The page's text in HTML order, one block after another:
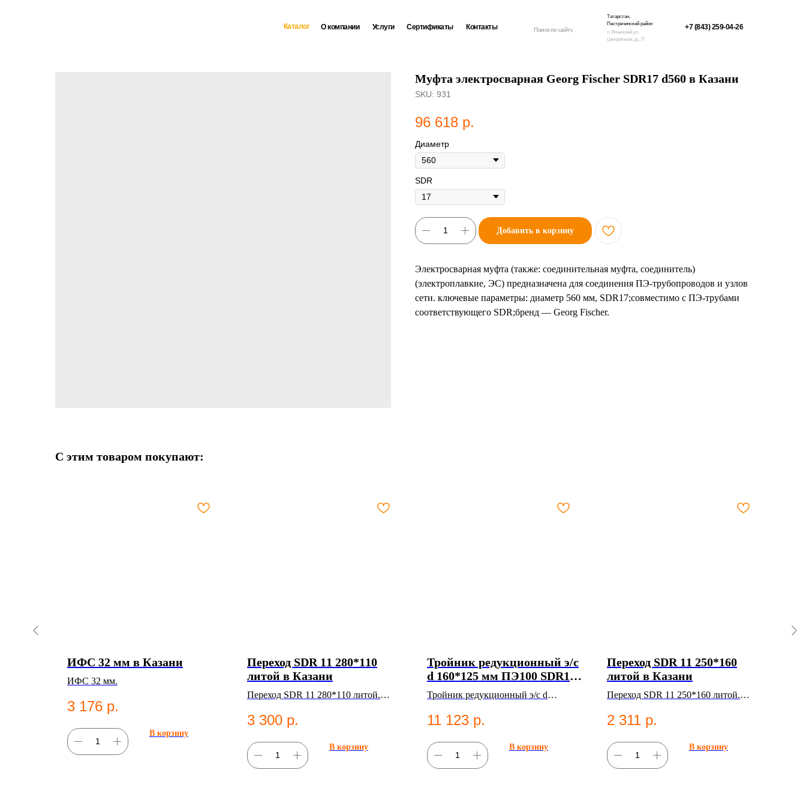
Поиск по сайту
Контакты
Сертификаты
Услуги +7 (843) 259-04-26
О компании
п. Ильинский, ул.
Центральная, зд. 77
Татарстан,
Пестречинский район
Каталог
Муфта электросварная Georg Fischer SDR17 d560 в Казани
SKU: 931
96 618 р.
Диаметр
SDR
Добавить в корзину
Электросварная муфта (также: соединительная муфта, соединитель)
(электроплавкие, ЭС) предназначена для соединения ПЭ-трубопроводов и узлов
сети. ключевые параметры: диаметр 560 мм, SDR17;совместимо с ПЭ-трубами
соответствующего SDR;бренд — Georg Fischer.
С этим товаром покупают:
ИФС 32 мм в Казани
ИФС 32 мм.
3 176 р.
В корзину
Переход SDR 11 280*110
литой в Казани
Переход SDR 11 280*110 литой.
водоснабжения.
3 300 р.
В корзину
Тройник редукционный э/с
d 160*125 мм ПЭ100 SDR11
в Казани
Тройник редукционный э/с d
фитинг для систем водоснабжения.
11 123 р.
В корзину
Переход SDR 11 250*160
литой в Казани
Переход SDR 11 250*160 литой.
водоснабжения.
2 311 р.
В корзину